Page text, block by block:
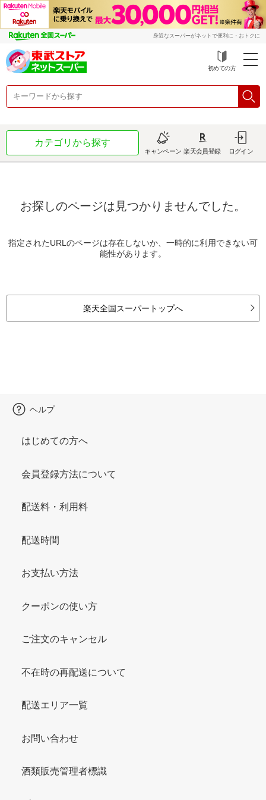
身近なスーパーがネットで便利に・おトクに
初めての方
カテゴリから探す
キャンペーン 楽天会員登録 ログイン
お探しのページは見つかりませんでした。
指定されたURLのページは存在しないか、一時的に利用できない可
能性があります。
楽天全国スーパートップへ
ヘルプ
はじめての方へ
会員登録方法について
配送料・利用料
配送時間
お支払い方法
クーポンの使い方
ご注文のキャンセル
不在時の再配送について
配送エリア一覧
お問い合わせ
酒類販売管理者標識